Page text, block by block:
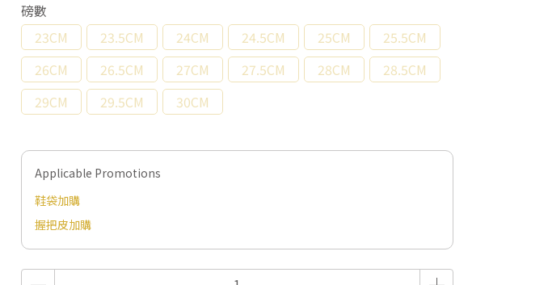
磅數
23CM
23.5CM 24CM 24.5CM 25CM
25.5CM
26CM
26.5CM 27CM 27.5CM 28CM
28.5CM
29CM
29.5CM 30CM
Applicable Promotions
鞋袋加購
握把皮加購